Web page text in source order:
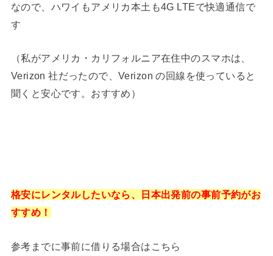
なので、ハワイもアメリカ本土も4G LTEで快適通信で
す
（私がアメリカ・カリフォルニア在住中のスマホは、
Verizon 社だったので、Verizon の回線を使っていると
聞くと安心です。おすすめ）
格安にレンタルしたいなら、日本出発前の事前予約がお
すすめ！
参考までに事前に借りる場合はこちら